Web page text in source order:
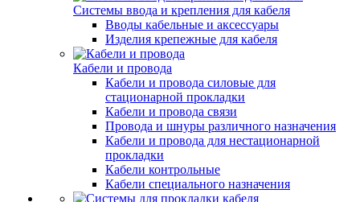
Системы ввода и крепления для кабеля
Вводы кабельные и аксессуары
Изделия крепежные для кабеля
Кабели и провода
Кабели и провода силовые для
стационарной прокладки
Кабели и провода связи
Провода и шнуры различного назначения
Кабели и провода для нестационарной
прокладки
Кабели контрольные
Кабели специального назначения